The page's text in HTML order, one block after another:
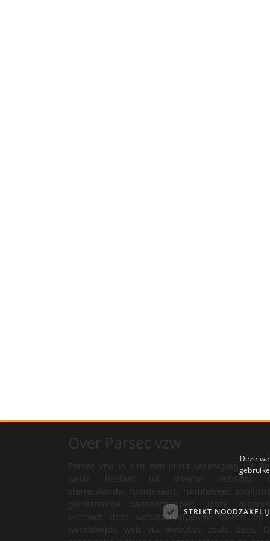
Parsec vzw is een non-profit vereniging uit
welke bestaat uit diverse websites
gerelateerde wetenschappen. Onze
promoot deze wetenschappelijke takken op
Deze
STRIKT